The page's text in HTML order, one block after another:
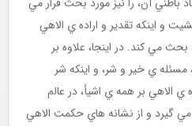
و اينكه تقدير و اراده ي الاهي
مي كند. در اينجا، علاوه بر
ي خير و شر، و اينكه شر
الاهي بر همه ي اشيأ، در عالم
مي گيرد و از نشانه هاي حكمت الاهي